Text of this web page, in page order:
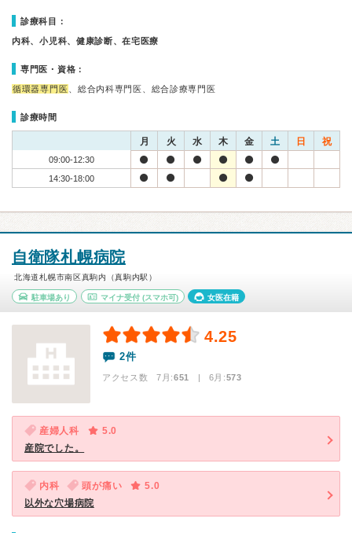
診療科目：
内科、小児科、健康診断、在宅医療
専門医・資格：
循環器専門医 、総合内科専門医、総合診療専門医
診療時間
月 火 水 木 金 土 日 祝
09:00-12:30
14:30-18:00
自衛隊札幌病院
北海道札幌市南区真駒内（真駒内駅）
駐車場あり マイナ受付(スマホ可) 女医在籍
4.25
2件
アクセス数 7月:651 | 6月:573
産婦人科
5.0
産院でした。
内科 頭が痛い
5.0
以外な穴場病院